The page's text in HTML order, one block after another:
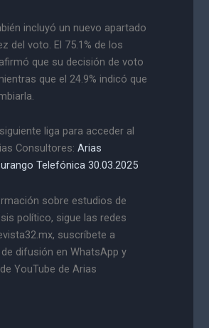
incluyó un nuevo apartado
del voto. El 75.1% de los
que su decisión de voto
que el 24.9% indicó que
liga para acceder al
Consultores:Arias
Telefónica 30.03.2025
sobre estudios de
político, sigue las redes
suscríbete a
difusión en WhatsApp y
YouTube de Arias